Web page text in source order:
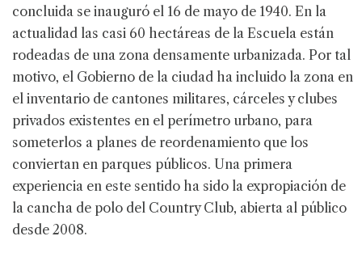
concluida se inauguró el 16 de mayo de 1940. En la
actualidad las casi 60 hectáreas de la Escuela están
rodeadas de una zona densamente urbanizada. Por tal
motivo, el Gobierno de la ciudad ha incluido la zona en
el inventario de cantones militares, cárceles y clubes
privados existentes en el perímetro urbano, para
someterlos a planes de reordenamiento que los
conviertan en parques públicos. Una primera
experiencia en este sentido ha sido la expropiación de
la cancha de polo del Country Club, abierta al público
desde 2008.